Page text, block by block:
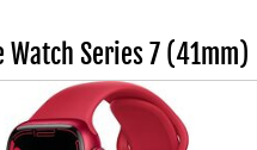
Watch Series 7 (41mm)